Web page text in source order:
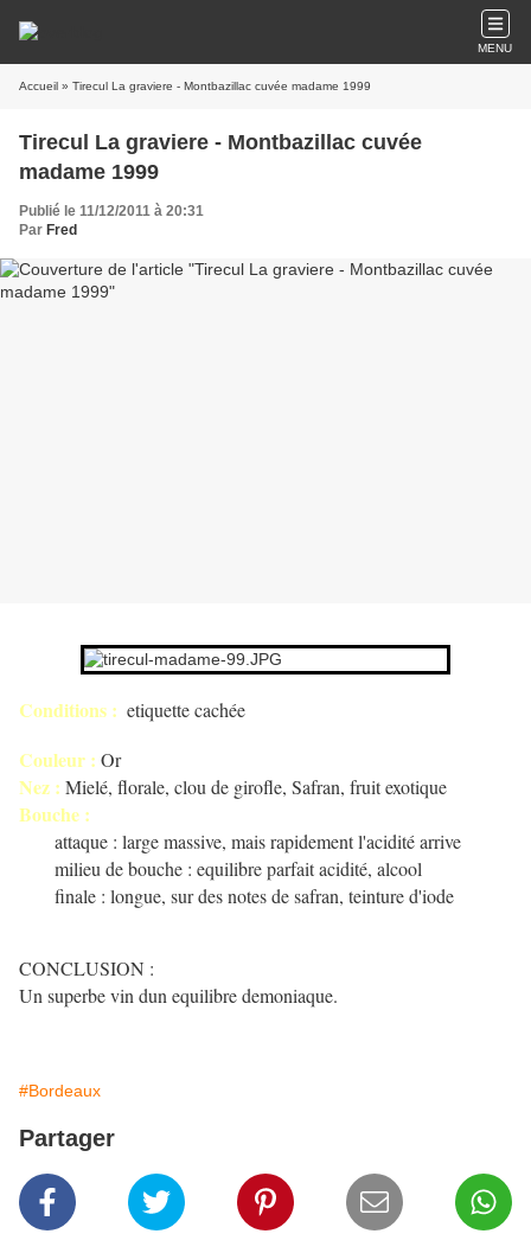
MENU
Accueil » Tirecul La graviere - Montbazillac cuvée madame 1999
Tirecul La graviere - Montbazillac cuvée
madame 1999
Publié le 11/12/2011 à 20:31
Par Fred
Conditions : etiquette cachée
Couleur : Or
Nez : Mielé, florale, clou de girofle, Safran, fruit exotique
Bouche :
attaque : large massive, mais rapidement l'acidité arrive
milieu de bouche : equilibre parfait acidité, alcool
finale : longue, sur des notes de safran, teinture d'iode
CONCLUSION :
Un superbe vin dun equilibre demoniaque.
#Bordeaux
Partager